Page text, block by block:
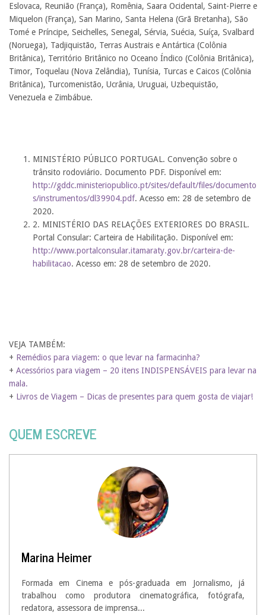
Eslovaca, Reunião (França), Romênia, Saara Ocidental, Saint-Pierre e
Miquelon (França), San Marino, Santa Helena (Grã Bretanha), São
Tomé e Príncipe, Seichelles, Senegal, Sérvia, Suécia, Suíça, Svalbard
(Noruega), Tadjiquistão, Terras Austrais e Antártica (Colônia
Britânica), Território Britânico no Oceano Índico (Colônia Britânica),
Timor, Toquelau (Nova Zelândia), Tunísia, Turcas e Caicos (Colônia
Britânica), Turcomenistão, Ucrânia, Uruguai, Uzbequistão,
Venezuela e Zimbábue.
MINISTÉRIO PÚBLICO PORTUGAL. Convenção sobre o
trânsito rodoviário. Documento PDF. Disponível em:
http://gddc.ministeriopublico.pt/sites/default/files/documento
s/instrumentos/dl39904.pdf. Acesso em: 28 de setembro de
2020.
2. MINISTÉRIO DAS RELAÇÕES EXTERIORES DO BRASIL.
Portal Consular: Carteira de Habilitação. Disponível em:
http://www.portalconsular.itamaraty.gov.br/carteira-de-
habilitacao. Acesso em: 28 de setembro de 2020.
VEJA TAMBÉM:
+ Remédios para viagem: o que levar na farmacinha?
+ Acessórios para viagem – 20 itens INDISPENSÁVEIS para levar na
mala.
+ Livros de Viagem – Dicas de presentes para quem gosta de viajar!
QUEM ESCREVE
Marina Heimer
Formada em Cinema e pós-graduada em Jornalismo, já
trabalhou como produtora cinematográfica, fotógrafa,
redatora, assessora de imprensa...